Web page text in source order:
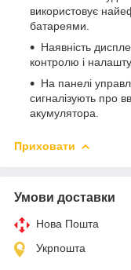
використовує
батареями.
Наявність
контролю і
На панелі
сигналізують про
акумулятора.
Приховати
Умови доставки
Нова Пошта
Укрпошта